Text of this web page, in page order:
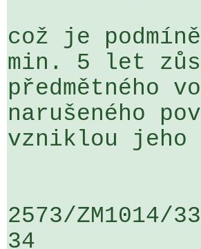
což je
min. 5 let
předmětného
narušeného
vzniklou jeho
2573/
34